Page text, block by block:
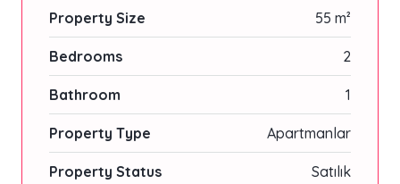
Property Size 55 m²
Bedrooms 2
Bathroom 1
Property Type Apartmanlar
Property Status Satılık